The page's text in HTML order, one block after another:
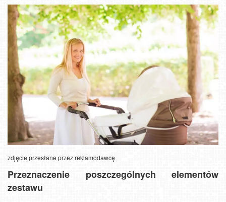
zdjęcie przesłane przez reklamodawcę
Przeznaczenie poszczególnych elementów
zestawu